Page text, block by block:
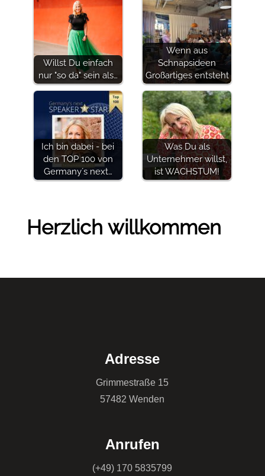
Willst Du einfach
nur "so da" sein als…
Wenn aus
Schnapsideen
Großartiges entsteht
Ich bin dabei - bei
den TOP 100 von
Germany´s next…
Was Du als
Unternehmer willst,
ist WACHSTUM!
Herzlich willkommen
Adresse
Grimmestraße 15
57482 Wenden
Anrufen
(+49) 170 5835799